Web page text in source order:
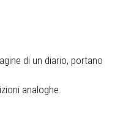
di un diario, portano
analoghe.